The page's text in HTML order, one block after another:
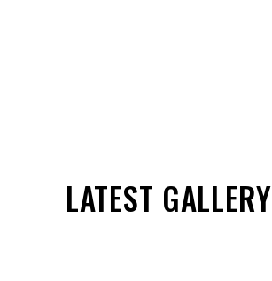
LATEST GALLERY